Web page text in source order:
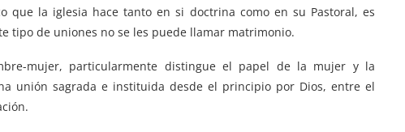
que la iglesia hace tanto en si doctrina como en su Pastoral, es
tipo de uniones no se les puede llamar matrimonio.
mujer, particularmente distingue el papel de la mujer y la
unión sagrada e instituida desde el principio por Dios, entre el